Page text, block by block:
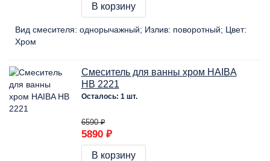
В корзину
Вид смесителя: однорычажный Излив: поворотный
Цвет:
Хром
Смеситель для ванны хром HAIBA
HB 2221
Осталось: 1 шт.
6590 ₽
5890 ₽
В корзину